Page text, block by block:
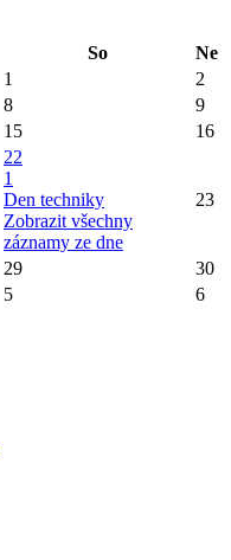
So
Ne
1
2
8
9
15 16
22
1
Den techniky
Zobrazit všechny
záznamy ze dne
23
29
30
5 6